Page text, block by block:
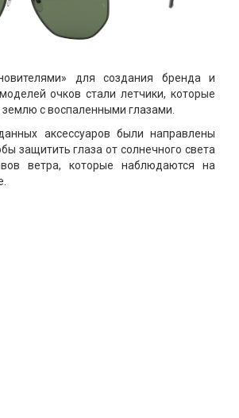
для создания бренда и
очков стали летчики, которые
с воспаленными глазами.
аксессуаров были направлены
защитить глаза от солнечного света
ветра, которые наблюдаются на